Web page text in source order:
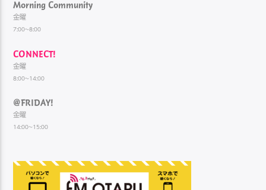
Morning Community
金曜
7:00~8:00
CONNECT!
金曜
8:00~14:00
@FRIDAY!
金曜
14:00~15:00